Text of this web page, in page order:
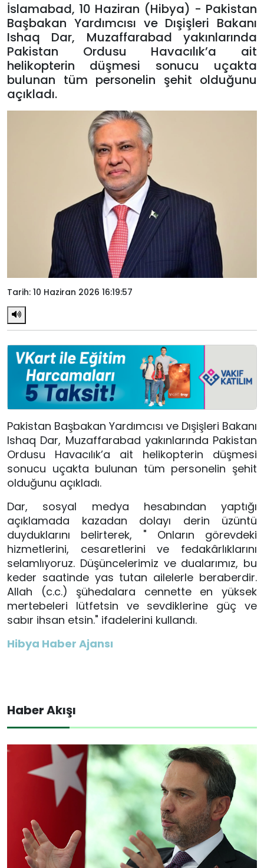
İslamabad, 10 Haziran (Hibya) - Pakistan
Başbakan Yardımcısı ve Dışişleri Bakanı
Ishaq Dar, Muzaffarabad yakınlarında
Pakistan Ordusu Havacılık’a ait
helikopterin düşmesi sonucu uçakta
bulunan tüm personelin şehit olduğunu
açıkladı.
Tarih: 10 Haziran 2026 16:19:57
Pakistan Başbakan Yardımcısı ve Dışişleri Bakanı
Ishaq Dar, Muzaffarabad yakınlarında Pakistan
Ordusu Havacılık’a ait helikopterin düşmesi
sonucu uçakta bulunan tüm personelin şehit
olduğunu açıkladı.
Dar, sosyal medya hesabından yaptığı
açıklamada kazadan dolayı derin üzüntü
duyduklarını belirterek, " Onların görevdeki
hizmetlerini, cesaretlerini ve fedakârlıklarını
selamlıyoruz. Düşüncelerimiz ve dualarımız, bu
keder saatinde yas tutan ailelerle beraberdir.
Allah (c.c.) şühedalara cennette en yüksek
mertebeleri lütfetsin ve sevdiklerine güç ve
sabır ihsan etsin." ifadelerini kullandı.
Hibya Haber Ajansı
Haber Akışı